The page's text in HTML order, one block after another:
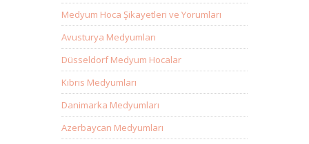
Medyum Hoca Şikayetleri ve Yorumları
Avusturya Medyumları
Düsseldorf Medyum Hocalar
Kıbrıs Medyumları
Danimarka Medyumları
Azerbaycan Medyumları